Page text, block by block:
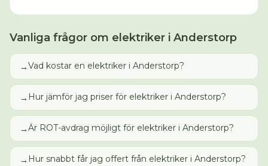
Vanliga frågor om elektriker i Anderstorp
→Vad kostar en elektriker i Anderstorp?
→ Hur jämför jag priser för elektriker i Anderstorp?
→Är ROT-avdrag möjligt för elektriker i Anderstorp?
→ Hur snabbt får jag offert från elektriker i Anderstorp?